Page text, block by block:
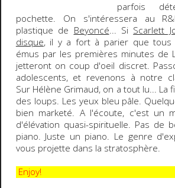
parfois
pochette. On s'intéressera au
plastique de Beyoncé... Si Scarlett
disque, il y a fort à parier que
émus par les premières minutes de
jetteront on coup d'oeil discret.
adolescents, et revenons à notre
Sur Hélène Grimaud, on a tout lu... La
des loups. Les yeux bleu pâle.
bien marketé. A l'écoute, c'est un
d'élévation quasi-spirituelle. Pas de
piano. Juste un piano. Le genre
vous projette dans la stratosphère.
Enjoy!